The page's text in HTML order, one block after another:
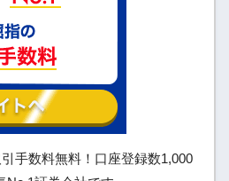
手数料無料！口座登録数1,000